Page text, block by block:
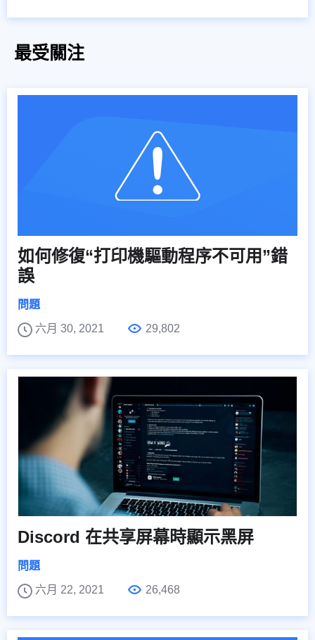
最受關注
如何修復“打印機驅動程序不可用”錯
誤
問題
六月 30, 2021
29,802
Discord 在共享屏幕時顯示黑屏
問題
六月 22, 2021
26,468